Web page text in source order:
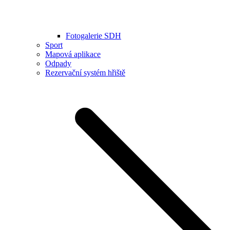
Fotogalerie SDH
Sport
Mapová aplikace
Odpady
Rezervační systém hřiště